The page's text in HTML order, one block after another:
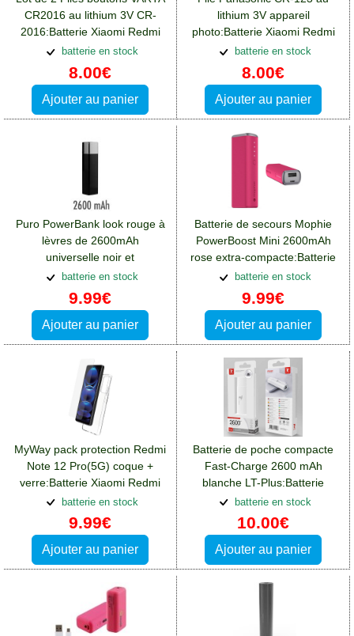
CR2016 au lithium 3V CR-
2016:Batterie Xiaomi Redmi
Note 12(5G)
batterie en stock
8.00€
Ajouter au panier
lithium 3V appareil
photo:Batterie Xiaomi Redmi
Note 12(5G)
batterie en stock
8.00€
Ajouter au panier
Puro PowerBank look rouge à
lèvres de 2600mAh
universelle noir et
argent:Batterie Xiaomi Redmi
Note 12(5G)
batterie en stock
9.99€
Ajouter au panier
Batterie de secours Mophie
PowerBoost Mini 2600mAh
rose extra-compacte:Batterie
Xiaomi Redmi Note 12(5G)
batterie en stock
9.99€
Ajouter au panier
MyWay pack protection Redmi
Note 12 Pro(5G) coque +
verre:Batterie Xiaomi Redmi
Note 12(5G)
batterie en stock
9.99€
Ajouter au panier
Batterie de poche compacte
Fast-Charge 2600 mAh
blanche LT-Plus:Batterie
Xiaomi Redmi Note 12(5G)
batterie en stock
10.00€
Ajouter au panier